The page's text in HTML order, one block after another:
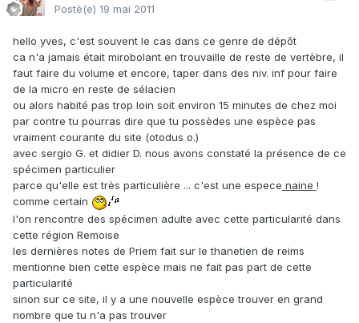
Posté(e) 19 mai 2011
hello yves, c'est souvent le cas dans ce genre de dépôt
ca n'a jamais était mirobolant en trouvaille de reste de vertèbre, il
faut faire du volume et encore, taper dans des niv. inf pour faire
de la micro en reste de sélacien
ou alors habité pas trop loin soit environ 15 minutes de chez moi
par contre tu pourras dire que tu possèdes une espèce pas
vraiment courante du site (otodus o.)
avec sergio G. et didier D. nous avons constaté la présence de ce
spécimen particulier
parce qu'elle est très particulière ... c'est une espece naine !
comme certain
l'on rencontre des spécimen adulte avec cette particularité dans
cette région Remoise
les dernières notes de Priem fait sur le thanetien de reims
mentionne bien cette espèce mais ne fait pas part de cette
particularité
sinon sur ce site, il y a une nouvelle espèce trouver en grand
nombre que tu n'a pas trouver